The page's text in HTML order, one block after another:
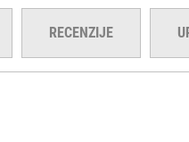
RECENZIJE